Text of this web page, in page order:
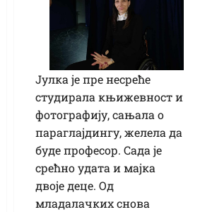
Јулка је пре несреће
студирала књижевност и
фотографију, сањала о
параглајдингу, желела да
буде професор. Сада је
срећно удата и мајка
двоје деце. Од
младалачких снова